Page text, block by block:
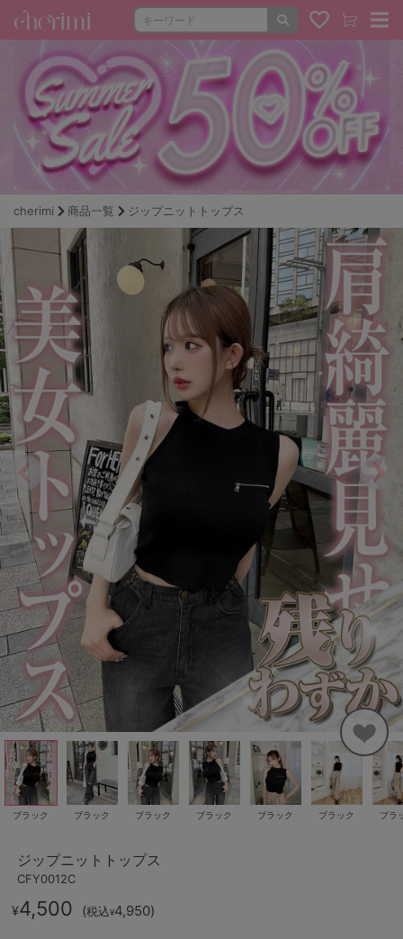
cherimi 商品一覧 ジップニットトップス
ブラック ブラック ブラック ブラック ブラック ブラック ブラ
ジップニットトップス
CFY0012C
¥4,500 (税込¥4,950)